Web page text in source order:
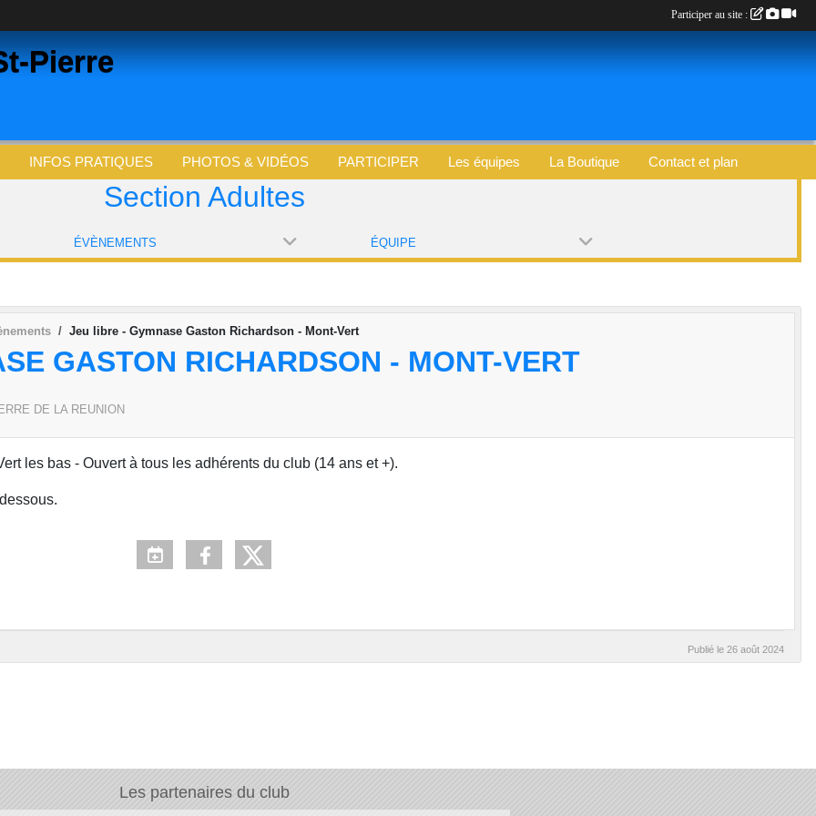
Pierre
INFOS PRATIQUES PHOTOS & VIDÉOS PARTICIPER Les équipes La Boutique Contact et plan
Section Adultes
ÉVÈNEMENTS ÉQUIPE
Jeu libre - Gymnase Gaston Richardson - Mont-Vert
GASTON RICHARDSON - MONT-VERT
DE LA REUNION
les bas - Ouvert à tous les adhérents du club (14 ans et +).
Publié le 26 août 2024
Les partenaires du club
Participer au site :